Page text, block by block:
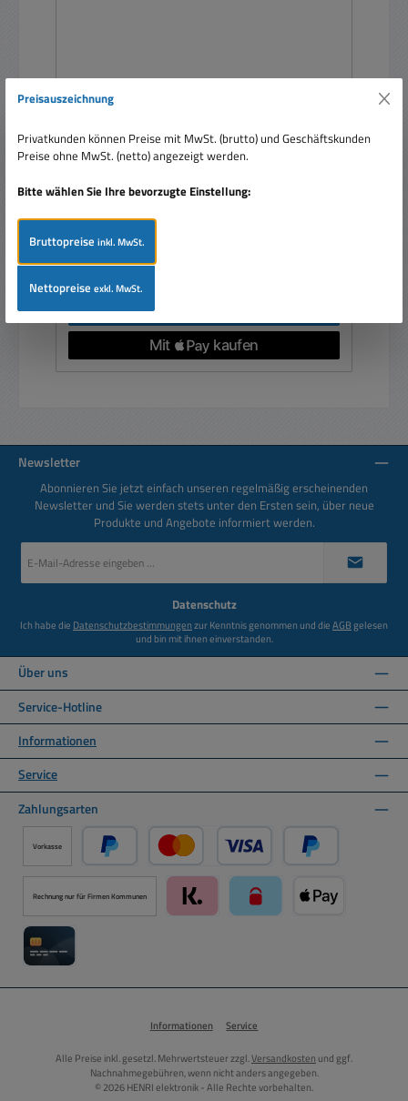
2,25A 27W mit 11 Adapter samt USB-C
Verkaufspreis:
17,90 €
Preise inkl. MwSt. zzgl. Versandkosten
Newsletter
Abonnieren Sie jetzt einfach unseren regelmäßig erscheinenden
Newsletter und Sie werden stets unter den Ersten sein, über neue
Produkte und Angebote informiert werden.
Mail-
Datenschutz
Ich habe die Datenschutzbestimmungenzur Kenntnis genommen und dieAGBgelesen
und bin mit ihnen einverstanden.
Über uns
Service-Hotline
Informationen
Service
Zahlungsarten
Vorkasse
PayPal Kredit- oder Debitkarte über PayPal
Rechnung nur für Firmen Kommunen
Informationen Service
Alle Preise inkl. gesetzl. Mehrwertsteuer zzgl.Versandkosten und ggf.
Nachnahmegebühren, wenn nicht anders angegeben.
© 2026 HENRI elektronik - Alle Rechte vorbehalten.
Preisauszeichnung
Privatkunden können Preise mit MwSt. (brutto) und Geschäftskunden
Preise ohne MwSt. (netto) angezeigt werden.
Bitte wählen Sie Ihre bevorzugte Einstellung:
Bruttopreiseinkl. MwSt.
Nettopreiseexkl. MwSt.